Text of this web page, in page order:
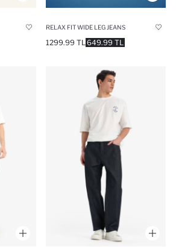
RELAX FIT WIDE LEG JEANS
649.99 TL
1299.99 TL